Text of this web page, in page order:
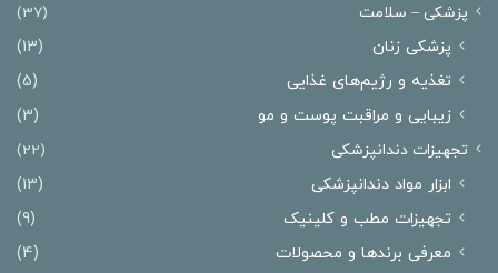
پزشکی – سلامت (37)
پزشکی زنان
(13)
تغذیه و رژیم‌های غذایی
(5)
زیبایی و مراقبت پوست و مو
(3)
تجهیزات دندانپزشکی (22)
ابزار مواد دندانپزشکی
(13)
تجهیزات مطب و کلینیک
(9)
معرفی برندها و محصولات
(4)